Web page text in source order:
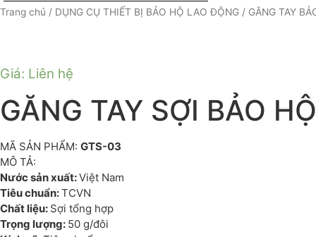
Trang chủ / DỤNG CỤ THIẾT BỊ BẢO HỘ LAO ĐỘNG / GĂNG TAY
Giá: Liên hệ
GĂNG TAY SỢI BẢO
MÃ SẢN PHẨM: GTS-03
MÔ TẢ:
Nước sản xuất:Việt Nam
Tiêu chuẩn:TCVN
Chất liệu: Sợi tổng hợp
Trọng lượng: 50 g/đôi